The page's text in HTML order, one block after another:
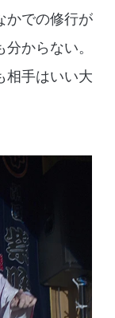
かでの修行が
からない。
相手はいい大